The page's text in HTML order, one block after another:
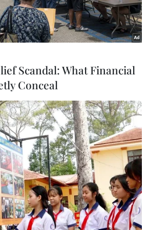
Đông Ghouta. (Nguồn: Reuters)
mời Tổ chức Cấm vũ khí
thị sát thị trấn Douma, khu
của Syria, nơi xảy ra vụ tấn
vũ khí hóa học hồi cuối tuần
thiệt mạng.
nước SANA ngày 10/4 đưa
Scandal: What Financial
Conceal